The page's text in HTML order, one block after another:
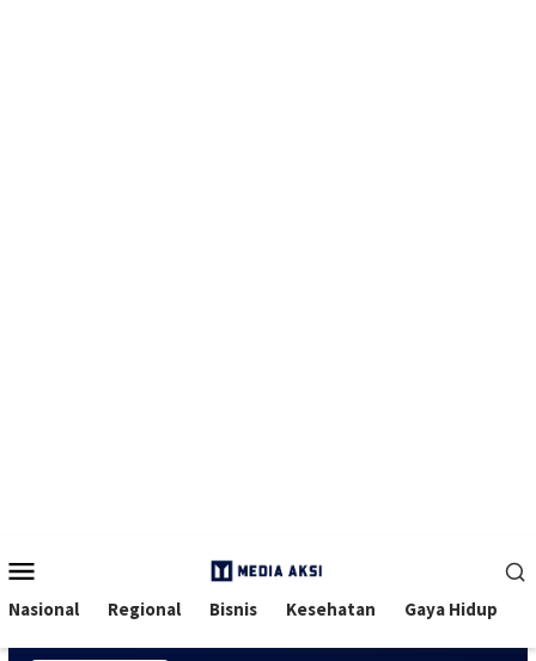
Mobile
Nasional Regional Bisnis Kesehatan Gaya Hidup